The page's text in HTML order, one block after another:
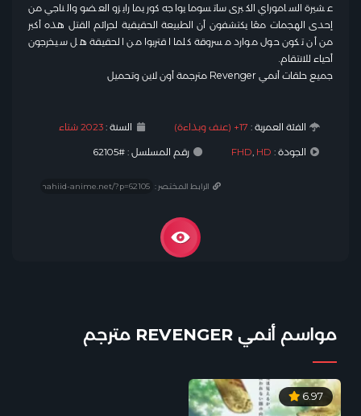
عشيرة الساموراي الكبرى ساتسوما يواجه كوريما رايزو العضو والناجي من
إحدى الهجمات معًا يكتشفون أن الطبيعة الحقيقية لجرائم القتل هذه أكبر
من أن تكون حول موارد مسروقة كلما اقتربوا من الحقيقة هل سيخرجون
أحياء للانتقام.
جميع حلقات أنمي Revenger مترجمة أون لاين وتحميل
الفئة العمرية : 17+ (عنف وبذاءة) السنة : 2023 شتاء
الجودة : FHD, HD رقم المسلسل : #62105
الرابط المختصر :
مواسم أنمي REVENGER مترجم
6.97